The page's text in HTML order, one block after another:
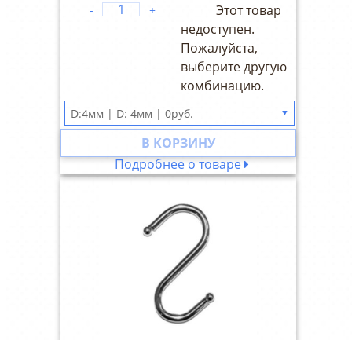
Этот товар
недоступен.
Пожалуйста,
выберите другую
комбинацию.
- +
В КОРЗИНУ
▼
Подробнее о товаре